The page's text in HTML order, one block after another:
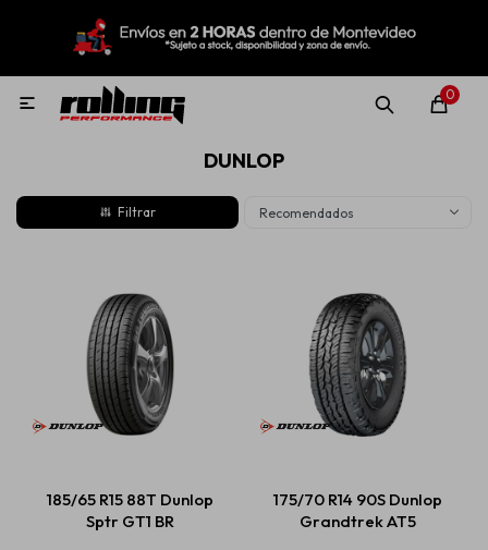
0

DUNLOP
Recomendados
185/65 R15 88T Dunlop
Sptr GT1 BR
175/70 R14 90S Dunlop
Grandtrek AT5
MI CUENTA
Nuevo! Rolling Repuestos
Lubricantes
Aditivos